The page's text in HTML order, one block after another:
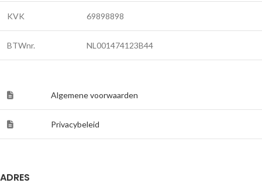
KVK 69898898
BTWnr. NL001474123B44
Algemene voorwaarden
Privacybeleid
ADRES